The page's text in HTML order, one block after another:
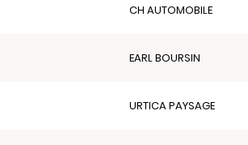
CH AUTOMOBILE
EARL BOURSIN
URTICA PAYSAGE